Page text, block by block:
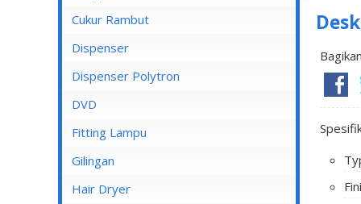
Cukur Rambut
Dispenser
Dispenser Cosmos
Dispenser Miyako
Dispenser Sanken
Dispenser Polytron
DVD
Fitting Lampu
Gilingan
Hair Dryer